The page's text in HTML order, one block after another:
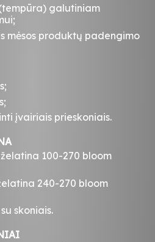
galutiniam
mėsos produktų padengimo
įvairiais prieskoniais.
100-270 bloom
240-270 bloom
skoniais.